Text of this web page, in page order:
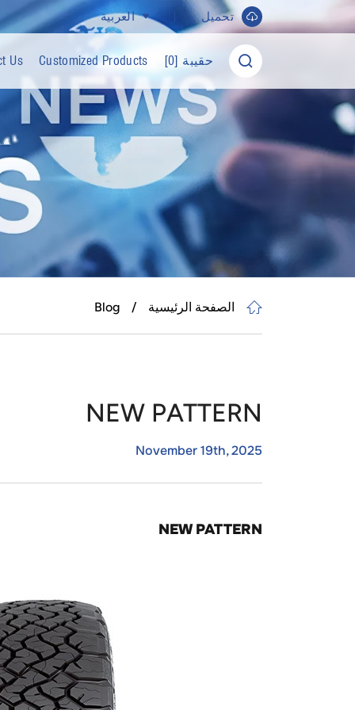
تحميل ​ العربية
Us Customized Products حقيبة [0
]
الصفحة الرئيسية Blog
NEW PATTERN
November 19th, 2025
NEW PATTERN